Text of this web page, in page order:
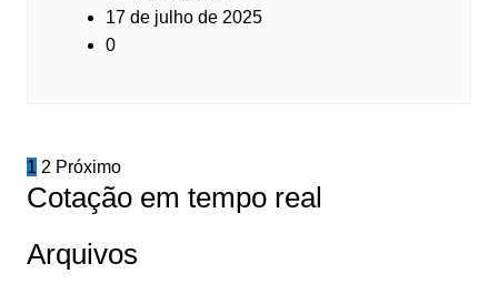
17 de julho de 2025
0
Navegação
por
posts
1 2 Próximo
Cotação em tempo real
Arquivos